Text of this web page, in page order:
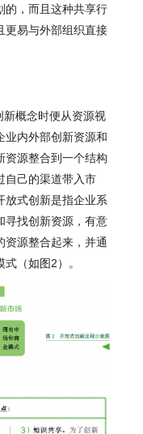
的，而且这种共享行
更易与外部组织直接
概念时便从资源视
业内外部创新资源和
资源整合到一个结构
自己的渠道带入市
放式创新是指企业系
寻找创新资源，有意
资源整合起来，并通
（如图2）。